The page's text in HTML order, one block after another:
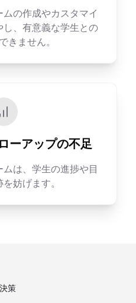
の作成やカスタマイ
し、有意義な学生との
きません。
ーアップの不足
は、学生の進捗や目
妨げます。
策